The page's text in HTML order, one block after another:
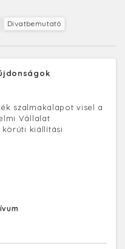
Divatbemutató
szalmakalapot visel a
Vállalat
körúti kiállítási